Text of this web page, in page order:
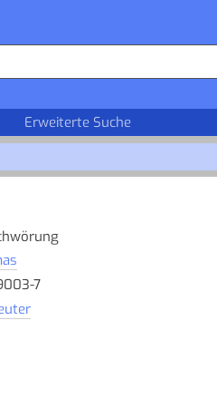
Erweiterte Suche
7